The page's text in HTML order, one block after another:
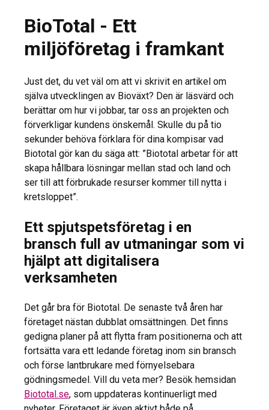
BioTotal - Ett
miljöföretag i framkant
Just det, du vet väl om att vi skrivit en artikel om
själva utvecklingen av Bioväxt? Den är läsvärd och
berättar om hur vi jobbar, tar oss an projekten och
förverkligar kundens önskemål. Skulle du på tio
sekunder behöva förklara för dina kompisar vad
Biototal gör kan du säga att: ”Biototal arbetar för att
skapa hållbara lösningar mellan stad och land och
ser till att förbrukade resurser kommer till nytta i
kretsloppet”.
Ett spjutspetsföretag i en
bransch full av utmaningar som vi
hjälpt att digitalisera
verksamheten
Det går bra för Biototal. De senaste två åren har
företaget nästan dubblat omsättningen. Det finns
gedigna planer på att flytta fram positionerna och att
fortsätta vara ett ledande företag inom sin bransch
och förse lantbrukare med förnyelsebara
gödningsmedel. Vill du veta mer? Besök hemsidan
Biototal.se, som uppdateras kontinuerligt med